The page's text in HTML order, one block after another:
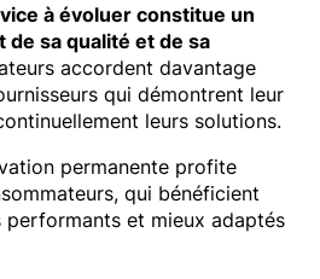
à évoluer constitue un
sa qualité et de sa
accordent davantage
qui démontrent leur
leurs solutions.
permanente profite
qui bénéficient
performants et mieux adaptés